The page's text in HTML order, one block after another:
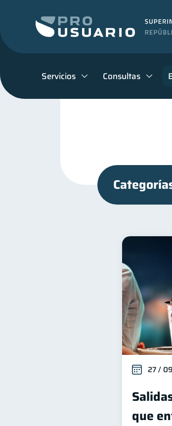
Servicios Consultas
Historial
Cuenta
Información
Gasto
27 /
que